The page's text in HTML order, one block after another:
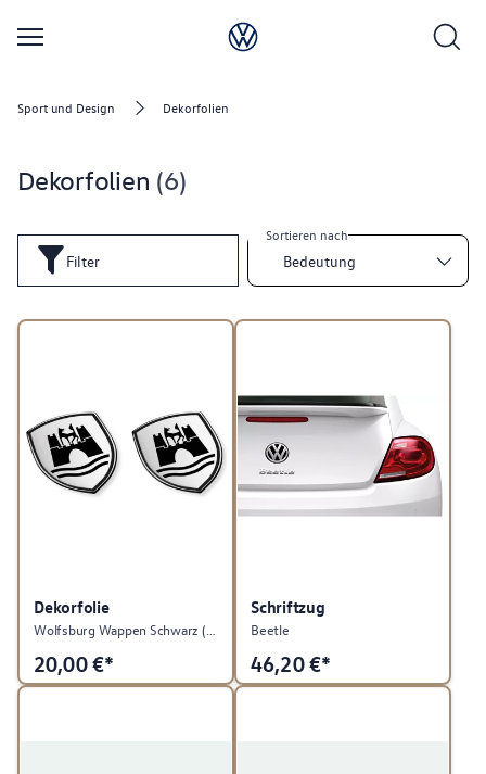
Sport und Design Dekorfolien
Dekorfolien 6
Filter
Sortieren nach
Bedeutung
Dekorfolie
Wolfsburg Wappen Schwarz (2 Stück)
20,00€*
Schriftzug
Beetle
46,20€*